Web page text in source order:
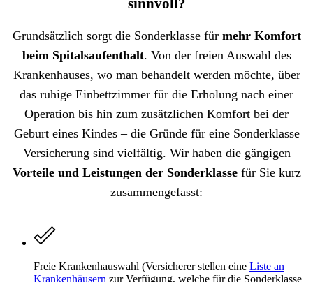
sinnvoll?
Grundsätzlich sorgt die Sonderklasse für mehr Komfort
beim Spitalsaufenthalt. Von der freien Auswahl des
Krankenhauses, wo man behandelt werden möchte, über
das ruhige Einbettzimmer für die Erholung nach einer
Operation bis hin zum zusätzlichen Komfort bei der
Geburt eines Kindes – die Gründe für eine Sonderklasse
Versicherung sind vielfältig. Wir haben die gängigen
Vorteile und Leistungen der Sonderklassefür Sie kurz
zusammengefasst:
Freie Krankenhauswahl (Versicherer stellen eine Liste an
Krankenhäusern zur Verfügung, welche für die Sonderklasse